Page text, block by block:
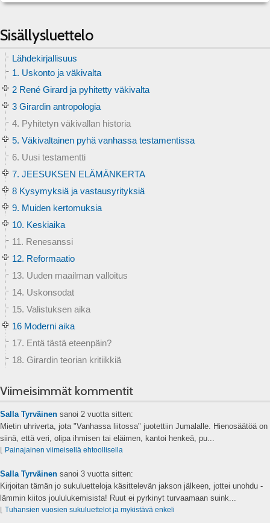
Sisällysluettelo
Lähdekirjallisuus
1. Uskonto ja väkivalta
2 René Girard ja pyhitetty väkivalta
3 Girardin antropologia
4. Pyhitetyn väkivallan historia
5. Väkivaltainen pyhä vanhassa testamentissa
6. Uusi testamentti
7. JEESUKSEN ELÄMÄNKERTA
8 Kysymyksiä ja vastausyrityksiä
9. Muiden kertomuksia
10. Keskiaika
11. Renesanssi
12. Reformaatio
13. Uuden maailman valloitus
14. Uskonsodat
15. Valistuksen aika
16 Moderni aika
17. Entä tästä eteenpäin?
18. Girardin teorian kritiikkiä
Viimeisimmät kommentit
Salla Tyrväinen sanoi 2 vuotta sitten:
Mietin uhriverta, jota "Vanhassa liitossa" juotettiin Jumalalle. Hienosäätöä on
siinä, että veri, olipa ihmisen tai eläimen, kantoi henkeä, pu...
Painajainen viimeisellä ehtoollisella
Salla Tyrväinen sanoi 3 vuotta sitten:
Kirjoitan tämän jo sukuluetteloja käsittelevän jakson jälkeen, jottei unohdu -
lämmin kiitos joululukemisista! Ruut ei pyrkinyt turvaamaan suink...
Tuhansien vuosien sukuluettelot ja mykistävä enkeli